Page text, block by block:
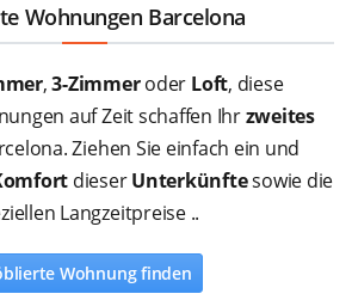
Wohnungen Barcelona
,3-Zimmeroder Loft, diese
auf Zeit schaffen Ihrzweites
Ziehen Sie einfach ein und
dieserUnterkünftesowie die
Langzeitpreise ..
Wohnung finden